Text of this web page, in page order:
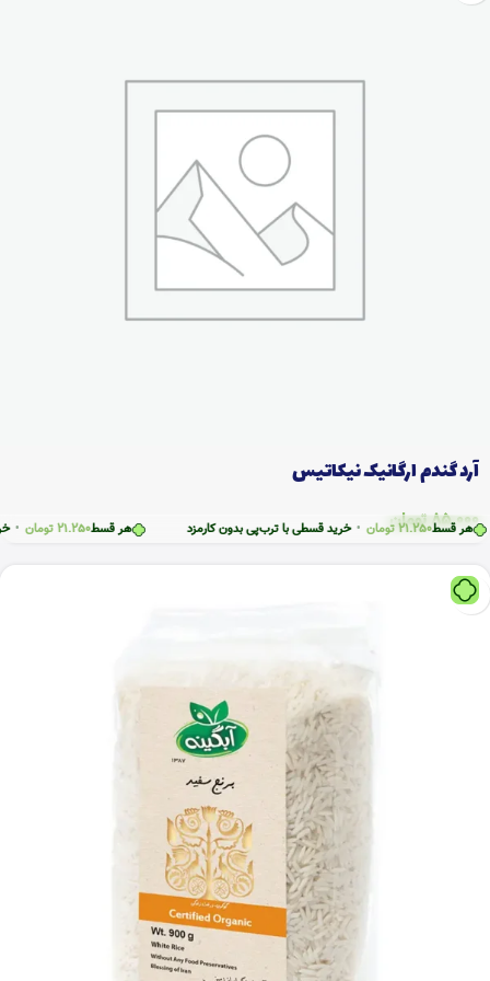
هر قسط21.250تومان • خرید قسط21.250تومان • خرید قسطی با ترب‌پی بدون کارمزد
آرد گندم ارگانیک نیکاتیس
85.000تومان